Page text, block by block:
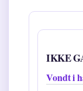
IKKE
Vondt i